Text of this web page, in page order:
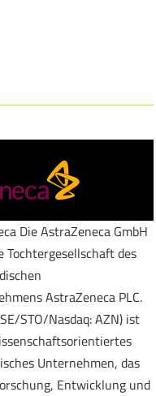
Die AstraZeneca GmbH
Tochtergesellschaft des
AstraZeneca PLC.
STO/Nasdaq: AZN) ist
Unternehmen, das
Entwicklung und